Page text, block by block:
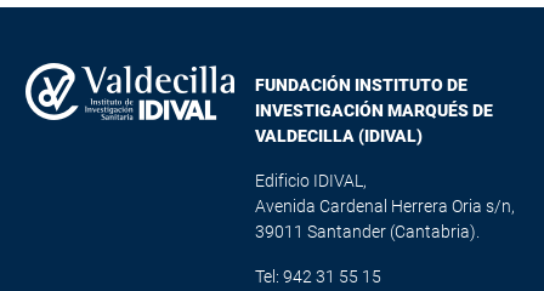
FUNDACIÓN INSTITUTO DE
INVESTIGACIÓN MARQUÉS DE
VALDECILLA (IDIVAL)
Edificio IDIVAL,
Avenida Cardenal Herrera Oria s/n,
39011 Santander (Cantabria).
Tel: 942 31 55 15